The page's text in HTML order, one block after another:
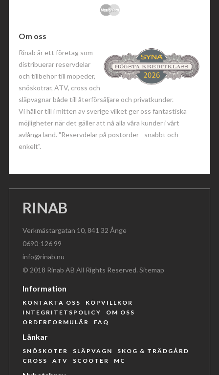
Om oss
Rinab är ett företag som
distribuerar reservdelar
och tillbehör till mopeder,
snöskotrar, ATV, cross och
släpvagnar både till återförsäljare och privatkunder.
Vi håller till i mitten av sverige vilket ger oss fantastiska
möjligheter när det gäller att nå alla våra kunder i vårt
avlånga land. "Reservdelar på postorder - snabbt och
enkelt".
RINAB
Verkmästargatan 10, 841 32 Ånge
0690-126 99
info@rinab.nu
© 2018 Rinab AB All Rights Reserved.Sitemap
Information
KONTAKTA OSS
KÖPVILLKOR
INTEGRITETSPOLICY
OM OSS
ORDERFORMULÄR
FAQ
Länkar
SNÖSKOTER SLÄPVAGN
SKOG & TRÄDGÅRD
CROSS
ATV SCOOTER MC